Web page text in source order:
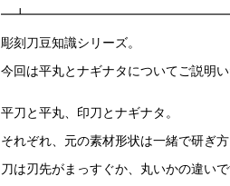
彫刻刀豆知識シリーズ。
今回は平丸とナギナタについてご説明い
平刀と平丸、印刀とナギナタ。
それぞれ、元の素材形状は一緒で研ぎ
刀は刃先がまっすぐか、丸いかの違いで